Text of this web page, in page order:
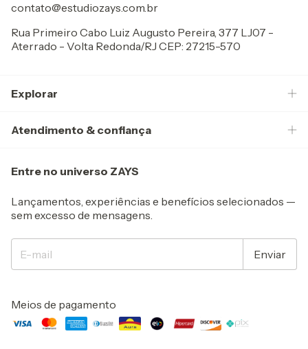
contato@estudiozays.com.br
Rua Primeiro Cabo Luiz Augusto Pereira, 377 LJ07 -
Aterrado - Volta Redonda/RJ CEP: 27215-570
Explorar
Atendimento & confiança
Entre no universo ZAYS
Lançamentos, experiências e benefícios selecionados —
sem excesso de mensagens.
Meios de pagamento